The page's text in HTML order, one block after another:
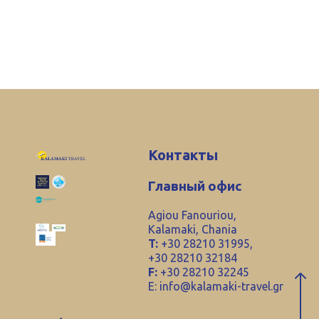
Контакты
Главный офис
Agiou Fanouriou,
Kalamaki, Chania
T: +30 28210 31995,
+30 28210 32184
F: +30 28210 32245
E: info@kalamaki-travel.gr